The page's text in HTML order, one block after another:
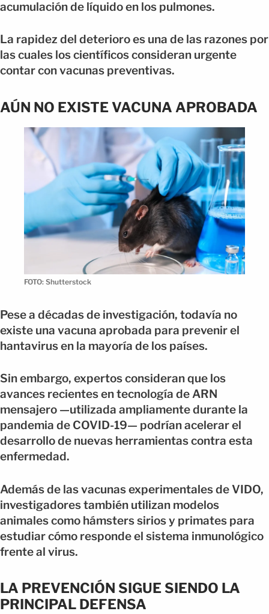
acumulación de líquido en los pulmones.
La rapidez del deterioro es una de las razones por
las cuales los científicos consideran urgente
contar con vacunas preventivas.
AÚN NO EXISTE VACUNA APROBADA
FOTO: Shutterstock
Pese a décadas de investigación, todavía no
existe una vacuna aprobada para prevenir el
hantavirus en la mayoría de los países.
Sin embargo, expertos consideran que los
avances recientes en tecnología de ARN
mensajero —utilizada ampliamente durante la
pandemia de COVID-19— podrían acelerar el
desarrollo de nuevas herramientas contra esta
enfermedad.
Además de las vacunas experimentales de VIDO,
investigadores también utilizan modelos
animales como hámsters sirios y primates para
estudiar cómo responde el sistema inmunológico
frente al virus.
LA PREVENCIÓN SIGUE SIENDO LA
PRINCIPAL DEFENSA